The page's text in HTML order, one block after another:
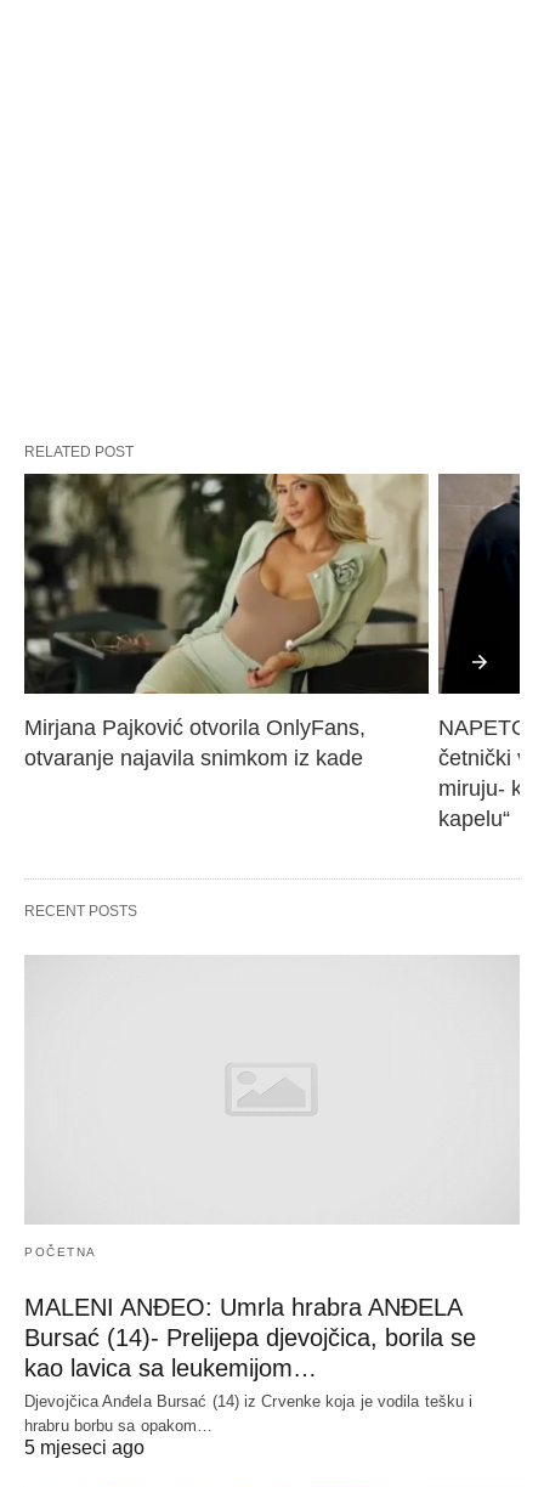
RELATED POST
Mirjana Pajković otvorila OnlyFans,
otvaranje najavila snimkom iz kade
NAPETO
četnički
miruju-
kapelu“
RECENT POSTS
POČETNA
MALENI ANĐEO: Umrla hrabra ANĐELA
Bursać (14)- Prelijepa djevojčica, borila se
kao lavica sa leukemijom…
Djevojčica Anđela Bursać (14) iz Crvenke koja je vodila tešku i
hrabru borbu sa opakom…
5 mjeseci ago